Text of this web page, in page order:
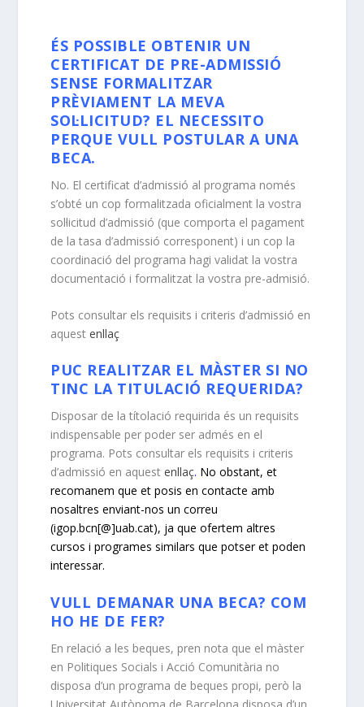
ÉS POSSIBLE OBTENIR UN
CERTIFICAT DE PRE-ADMISSIÓ
SENSE FORMALITZAR
PRÈVIAMENT LA MEVA
SOL·LICITUD? EL NECESSITO
PERQUE VULL POSTULAR A UNA
BECA.
No. El certificat d’admissió al programa només
s’obté un cop formalitzada oficialment la vostra
sol·licitud d’admissió (que comporta el pagament
de la tasa d’admissió corresponent) i un cop la
coordinació del programa hagi validat la vostra
documentació i formalitzat la vostra pre-admisió.
Pots consultar els requisits i criteris d’admissió en
aquest enllaç
PUC REALITZAR EL MÀSTER SI NO
TINC LA TITULACIÓ REQUERIDA?
Disposar de la títolació requirida és un requisits
indispensable per poder ser admés en el
programa. Pots consultar els requisits i criteris
d’admissió en aquest enllaç. No obstant, et
recomanem que et posis en contacte amb
nosaltres enviant-nos un correu
(igop.bcn[@]uab.cat), ja que ofertem altres
cursos i programes similars que potser et poden
interessar.
VULL DEMANAR UNA BECA? COM
HO HE DE FER?
En relació a les beques, pren nota que el màster
en Politiques Socials i Acció Comunitària no
disposa d’un programa de beques propi, però la